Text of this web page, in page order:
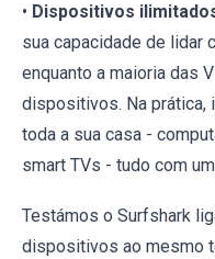
• Dispositivos
sua capacidade de
enquanto a maioria das
dispositivos. Na
toda a sua casa -
smart TVs - tudo com
Testámos o Surfshark
dispositivos ao mesmo